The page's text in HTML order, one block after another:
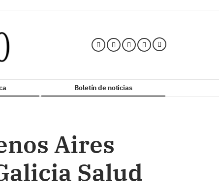
Boletín de noticias
Aires
Salud